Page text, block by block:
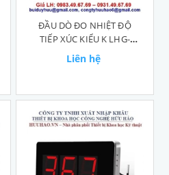
ĐẦU DÒ ĐO NHIỆT ĐỘ
TIẾP XÚC KIỂU K LHG-
600℃
Liên hệ